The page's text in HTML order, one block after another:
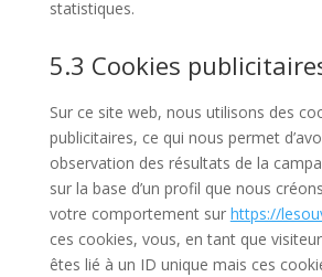
statistiques.
5.3 Cookies
Sur ce site web, nous utilisons des
publicitaires, ce qui nous permet
observation des résultats de la
sur la base d’un profil que nous
votre comportement sur https://
ces cookies, vous, en tant que
êtes lié à un ID unique mais ces